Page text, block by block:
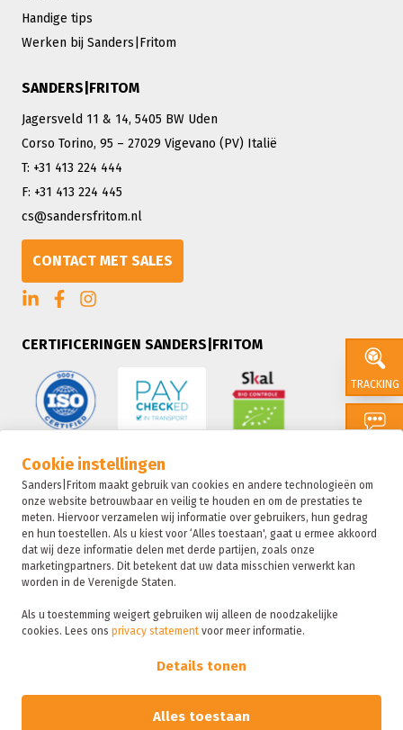
Cookie instellingen
Sanders|Fritom maakt gebruik van cookies en andere technologieën om
onze website betrouwbaar en veilig te houden en om de prestaties te
meten. Hiervoor verzamelen wij informatie over gebruikers, hun gedrag
en hun toestellen. Als u kiest voor ‘Alles toestaan', gaat u ermee akkoord
dat wij deze informatie delen met derde partijen, zoals onze
marketingpartners. Dit betekent dat uw data misschien verwerkt kan
worden in de Verenigde Staten.
Als u toestemming weigert gebruiken wij alleen de noodzakelijke
cookies. Lees onsprivacy statement voor meer informatie.
Details tonen
Alles toestaan
TRACKING
SALES
Handige tips
Werken bij Sanders|Fritom
SANDERS|FRITOM
Jagersveld 11 & 14, 5405 BW Uden
Corso Torino, 95 – 27029 Vigevano (PV) Italië
T: +31 413 224 444
F: +31 413 224 445
cs@sandersfritom.nl
CONTACT MET SALES
CERTIFICERINGEN SANDERS|FRITOM
Sanders|Fritom is onderdeel van de Fritom Group
Privacybeleid